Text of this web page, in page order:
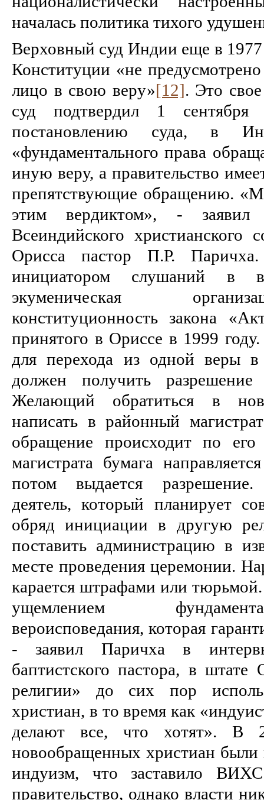
началась политика тихого
Верховный суд Индии еще в
Конституции «не
лицо в свою веру»[12]. Это
суд подтвердил 1 сентября
постановлению суда, в
«фундаментального права
иную веру, а правительство
препятствующие обращению.
этим вердиктом», - заявил
Всеиндийского
Орисса пастор П.Р.
инициатором слушаний в
экуменическая
конституционность закона
принятого в Ориссе в 1999
для перехода из одной веры
должен получить
Желающий обратиться в
написать в районный
обращение происходит по
магистрата бумага
потом выдается
деятель, который планирует
обряд инициации в другую
поставить администрацию в
месте проведения церемонии.
карается штрафами или
ущемлением
вероисповедания, которая
- заявил Паричха в
баптистского пастора, в
религии» до сих пор
христиан, в то время как
делают все, что хотят». В
новообращенных христиан были
индуизм, что заставило
правительство, однако власти